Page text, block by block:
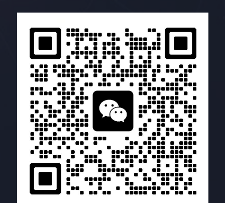
容的主题、格式、推广策略等等。通过内容研究，你
可以了解目标受众的兴趣和需求，并创作更具吸引力
的内容，从而吸引更多的链接和分享。Buzzsumo 还
可以帮助你识别热门话题和趋势，让你始终走在内容
创作的前沿，抓住热点，创造爆款。了解哪些内容在
你的行业中表现最佳，可以帮助你创作更具吸引力的
内容，并获得更多的链接和分享，从而提升你的网站
流量和排名。这可以帮助你更好地理解你的目标受
众，并创建更能引起他们共鸣的内容。 2. 影响力人物
识别：找到关键人物，扩大影响力 Buzzsumo 可以帮
助你找到在你的行业领域具有影响力的人物，并分析
他们的社交媒体活动、内容偏好以及受众群体。通过
与影响力人物合作，你可以扩大你的品牌影响力，并
获得更多高质量的链接。与影响力人物建立关系，可
是一个必选项。对于想要拓展国际市场的企业来说，
掌握小语种搜索引擎优化技巧至关重要。虽然挑战重
重，但只要你选择合适的工具，制定有效的策略，并
持续学习和改进，就能在全球市场中取得成功。小语
种搜索引擎优化，未来充满希望，让我们一起迎接这
个充满机遇的时代！ FAQ：常见问题解答 Q1: 小语种
SEO比英文SEO更难吗？难度体现在哪些方面？ A1:
是的，通常情况下，小语种SEO比英文SEO更具挑战
性。这不仅仅是语言的差异，更体现在多个方面。首
先，小语种SEO可用的资源相对匮乏，包括关键词研
究工具、SEO专业人员以及高质量的本地化服务。其
次，进行市场调研的难度更大，因为你需要深入了解
目标市场的文化背景、用户搜索行为以及语言习惯的
细微差别。此外，竞争对手分析也更加复杂，你需要
识别并分析使用相同小语种的目标竞争对手，了解他
行为数据，例如页面浏览量、跳出率、停留时间、转
化率等，并根据数据分析结果不断优化内容策略，提
升内容的 ROI，实现内容营销的精细化运营，不断提
升内容的质量和用户体验。 四、内容多样化策略的实
战案例：如何让你的网站流量翻倍？ 让我们以一个在
线教育平台为例，该平台专注于提供编程技能培训课
程。为了吸引更多学员并提升转化率，平台可以采用
以下内容多样化策略： 五、内容多样化策略的未来展
望：如何引领内容营销新潮流？ 随着技术的不断进步
和用户需求的不断变化，内容多样化策略也在不断进
化。以下是一些值得关注的未来趋势： 六、总结：内
容多样化策略，网站运营的制胜法宝 在信息过载的互
联网时代，内容多样化策略已经成为网站运营的制胜
法宝。通过提供丰富多样的、高质量的内容，满足不
基石，是连接用户和网站的桥梁。仅仅依靠简单的关
键词搜索量分析远远不够，我们需要更深入地了解用
户搜索行为背后的意图。通过 Google Analytics 与
Google Search Console 的关联，我们可以深入挖掘
用户搜索意图、相关关键词以及关键词的竞争程度，
从而制定更有效的关键词策略。例如，我们可以利用
高级应用的维度分析功能，深入挖掘关键词背后的用
户需求，找到更精准的长尾关键词，避免与竞争激烈
的头部关键词正面交锋，提升网站排名和流量。我们
还可以通过 Search Console 了解用户在搜索引擎中
使用的搜索查询，以及网站在搜索结果中的点击率和
平均排名，进一步挖掘用户需求，优化网站内容和导
航结构。此外，我们还可以利用 Google Analytics 的
Landing Page 报告，分析哪些页面吸引了最多的搜